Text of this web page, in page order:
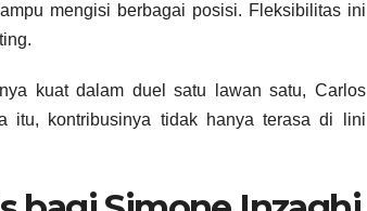
mengisi berbagai posisi. Fleksibilitas ini
kuat dalam duel satu lawan satu, Carlos
itu, kontribusinya tidak hanya terasa di lini